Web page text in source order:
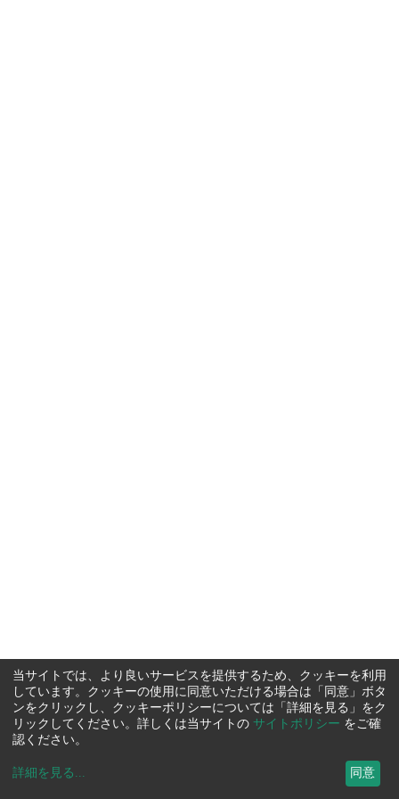
当サイトでは、より良いサービスを提供するため、クッキーを利用
しています。クッキーの使用に同意いただける場合は「同意」ボタ
ンをクリックし、クッキーポリシーについては「詳細を見る」をク
リックしてください。詳しくは当サイトの サイトポリシー をご確
認ください。
詳細を見る ... 同意